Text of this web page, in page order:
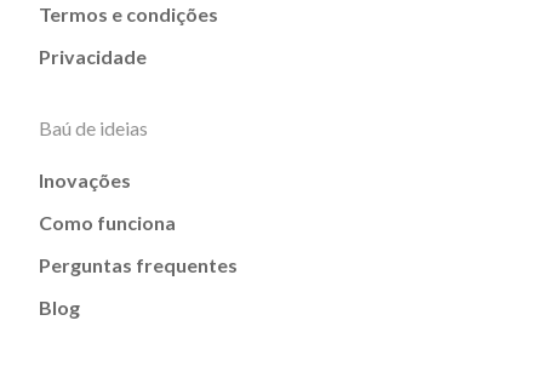
Termos e condições
Privacidade
Baú de ideias
Inovações
Como funciona
Perguntas frequentes
Blog